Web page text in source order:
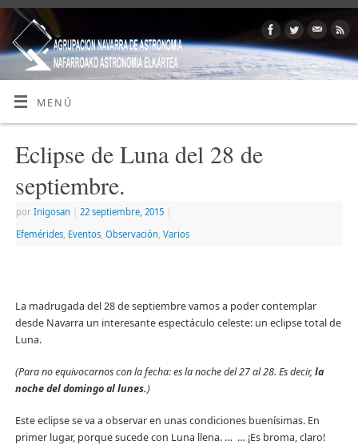
MENÚ
Eclipse de Luna del 28 de
septiembre.
por Inigosan 22 septiembre, 2015
Efemérides, Eventos, Observación Varios
La madrugada del 28 de septiembre vamos a poder contemplar
desde Navarra un interesante espectáculo celeste: un eclipse total de
Luna.
(Para no equivocarnos con la fecha: es la noche del 27 al 28. Es decir,la
noche del domingo al lunes.)
Este eclipse se va a observar en unas condiciones buenísimas. En
primer lugar, porque sucede con Luna llena. … … ¡Es broma, claro!